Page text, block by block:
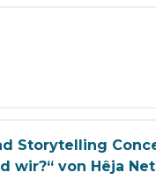
Storytelling
wir?“ von Hêja